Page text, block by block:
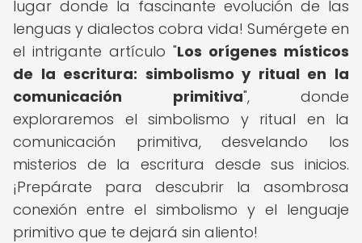
lugar donde la fascinante evolución de las
lenguas y dialectos cobra vida! Sumérgete en
el intrigante artículo "Los orígenes místicos
de la escritura: simbolismo y ritual en la
comunicación primitiva", donde
exploraremos el simbolismo y ritual en la
comunicación primitiva, desvelando los
misterios de la escritura desde sus inicios.
¡Prepárate para descubrir la asombrosa
conexión entre el simbolismo y el lenguaje
primitivo que te dejará sin aliento!